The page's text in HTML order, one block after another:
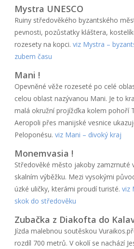
Mystra UNESCO
Ruiny středověkého byzantského
pevnosti, pozůstatky kláštera,
rozesety na kopci. viz Mystra –
zubem času
Mani !
Opevněné věže rozeseté po celé
celou oblast nazývanou Mani. Je to
malá okružní projížďka kolem pohoří
Aeropoli přes manijské vesnice
Peloponésu. viz Mani – divoký kraj
Monemvasia !
Středověké město jakoby zamzrnuté
skalním výběžku. Mezi vysokými
úzké uličky, kterámi proudí turisté. viz
skok do středověku
Zubačka z Diakofta do
Jízda malebnou soutěskou
rozdíl 700 metrů. V okolí se nachází